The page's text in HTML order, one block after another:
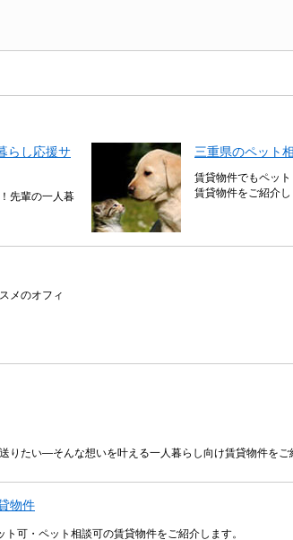
らし応援サ
先輩の一人暮
三重県のペット
賃貸物件でもペッ
賃貸物件をご紹介
メのオフィ
りたい―そんな想いを叶える一人暮らし向け賃貸物件をご
物件
可・ペット相談可の賃貸物件をご紹介します。